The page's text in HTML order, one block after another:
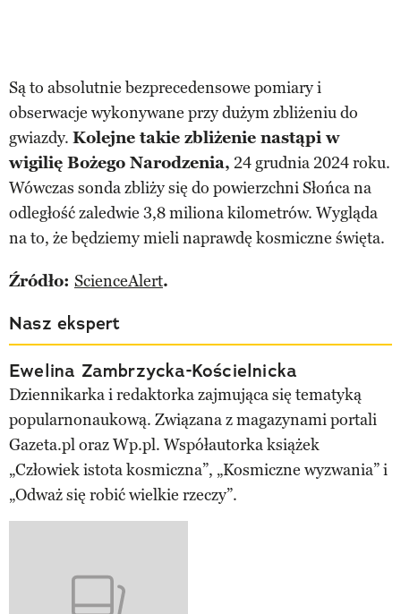
Są to absolutnie bezprecedensowe pomiary i
obserwacje wykonywane przy dużym zbliżeniu do
gwiazdy. Kolejne takie zbliżenie nastąpi w
wigilię Bożego Narodzenia, 24 grudnia 2024 roku.
Wówczas sonda zbliży się do powierzchni Słońca na
odległość zaledwie 3,8 miliona kilometrów. Wygląda
na to, że będziemy mieli naprawdę kosmiczne święta.
Źródło: ScienceAlert.
Nasz ekspert
Ewelina Zambrzycka-Kościelnicka
Dziennikarka i redaktorka zajmująca się tematyką
popularnonaukową. Związana z magazynami portali
Gazeta.pl oraz Wp.pl. Współautorka książek
„Człowiek istota kosmiczna”, „Kosmiczne wyzwania” i
„Odważ się robić wielkie rzeczy”.